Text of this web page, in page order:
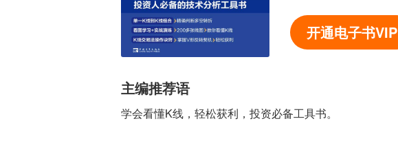
开通电子书VIP
主编推荐语
学会看懂K线，轻松获利，投资必备工具书。